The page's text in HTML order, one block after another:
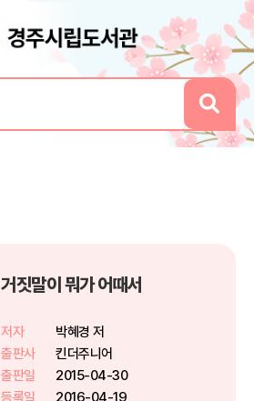
거짓말이 뭐가 어때서
저자
박혜경 저
출판사
킨더주니어
출판일
2015-04-30
등록일
2016-04-19